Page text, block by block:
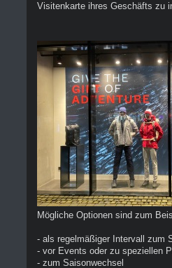
Visitenkarte ihres Geschäfts zu
Mögliche Optionen sind zum
- als regelmäßiger Intervall zum
- vor Events oder zu speziellen
- zum Saisonwechsel